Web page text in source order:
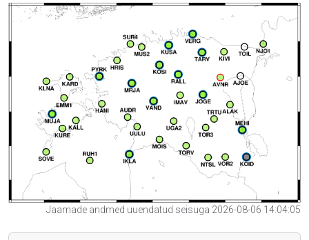
Jaamade andmed uuendatud seisuga 2026-08-06 14:04:05